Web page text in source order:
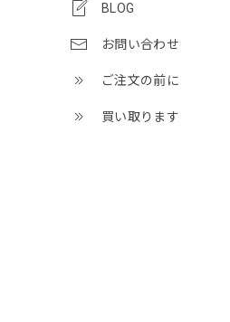
BLOG
お問い合わせ
ご注文の前に
買い取ります